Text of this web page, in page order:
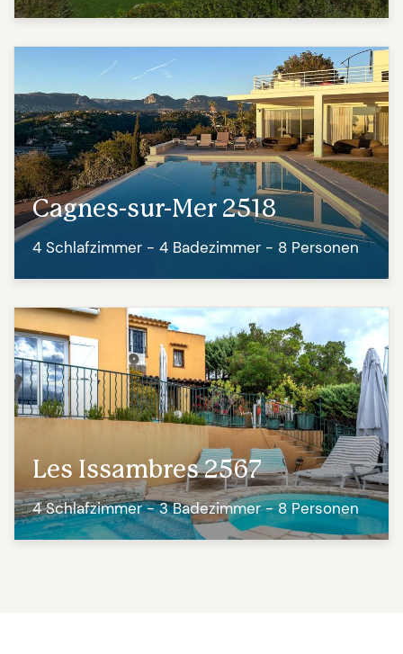
Cagnes-sur-Mer 2518
4 Schlafzimmer - 4 Badezimmer - 8 Personen
Les Issambres 2567
4 Schlafzimmer - 3 Badezimmer - 8 Personen